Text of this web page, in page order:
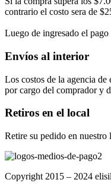
contrario el costo sera de
Luego de ingresado el
Envíos al interior
Los costos de la agencia
por cargo del comprador y
Retiros en el local
Retire su pedido en nuestro
Copyright 2015 – 2024